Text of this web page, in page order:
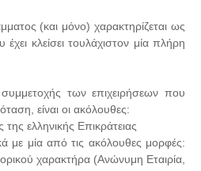
(και μόνο) χαρακτηρίζεται ως
κλείσει τουλάχιστον μία πλήρη
των επιχειρήσεων που
είναι οι ακόλουθες:
ελληνικής Επικράτειας
με μία από τις ακόλουθες μορφές:
χαρακτήρα (Ανώνυμη Εταιρία,